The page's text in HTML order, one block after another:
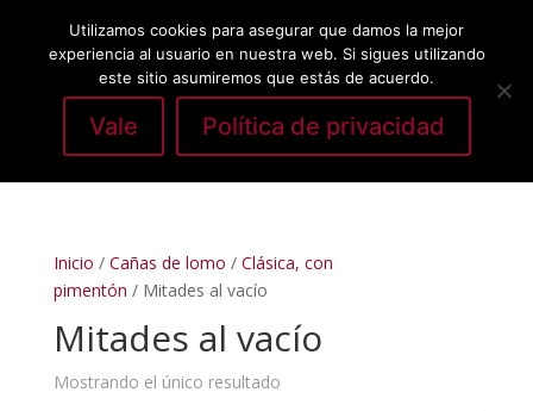
Seleccionar página
Inicio / Cañas de lomo / Clásica, con
pimentón / Mitades al vacío
Mitades al vacío
Mostrando el único resultado
Utilizamos cookies para asegurar que damos la mejor
experiencia al usuario en nuestra web. Si sigues utilizando
este sitio asumiremos que estás de acuerdo.
Vale Política de privacidad